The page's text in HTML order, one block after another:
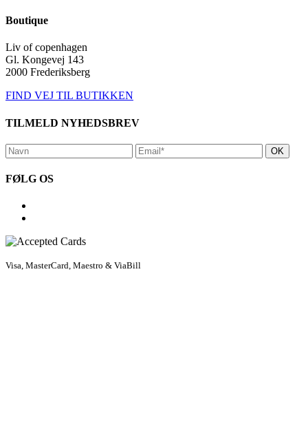
Boutique
Liv of copenhagen
Gl. Kongevej 143
2000 Frederiksberg
FIND VEJ TIL BUTIKKEN
TILMELD NYHEDSBREV
FØLG OS
Visa, MasterCard, Maestro & ViaBill